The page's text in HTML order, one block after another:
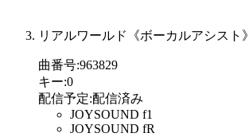
リアルワールド《ボーカルアシスト》
曲番号:963829
キー:0
配信予定:配信済み
JOYSOUND f1
JOYSOUND fR